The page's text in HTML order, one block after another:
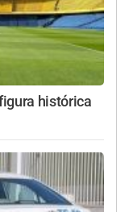
histórica